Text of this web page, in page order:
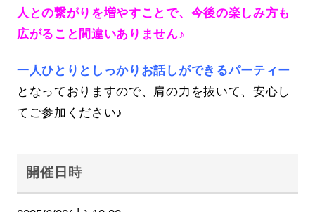
人との繋がりを増やすことで、今後の楽しみ方も
広がること間違いありません♪
一人ひとりとしっかりお話しができるパーティー
となっておりますので、肩の力を抜いて、安心し
てご参加ください♪
開催日時